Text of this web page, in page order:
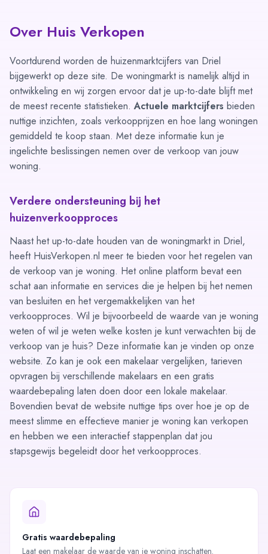
Over Huis Verkopen
Voortdurend worden de huizenmarktcijfers van Driel
bijgewerkt op deze site. De woningmarkt is namelijk altijd in
ontwikkeling en wij zorgen ervoor dat je up-to-date blijft met
de meest recente statistieken.Actuele marktcijfers bieden
nuttige inzichten, zoals verkoopprijzen en hoe lang woningen
gemiddeld te koop staan. Met deze informatie kun je
ingelichte beslissingen nemen over de verkoop van jouw
woning.
Verdere ondersteuning bij het
huizenverkoopproces
Naast het up-to-date houden van de woningmarkt in Driel,
heeft HuisVerkopen.nl meer te bieden voor het regelen van
de verkoop van je woning. Het online platform bevat een
schat aan informatie en services die je helpen bij het nemen
van besluiten en het vergemakkelijken van het
verkoopproces. Wil je bijvoorbeeld de waarde van je woning
weten of wil je weten welke kosten je kunt verwachten bij de
verkoop van je huis? Deze informatie kan je vinden op onze
website. Zo kan je ook een makelaar vergelijken, tarieven
opvragen bij verschillende makelaars en een gratis
waardebepaling laten doen door een lokale makelaar.
Bovendien bevat de website nuttige tips over hoe je op de
meest slimme en effectieve manier je woning kan verkopen
en hebben we een interactief stappenplan dat jou
stapsgewijs begeleidt door het verkoopproces.
Gratis waardebepaling
Laat een makelaar de waarde van je woning inschatten.